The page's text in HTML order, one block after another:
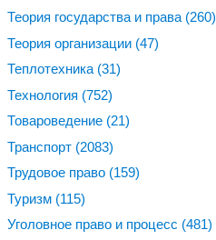
Теория государства и права (260)
Теория организации (47)
Теплотехника (31)
Технология (752)
Товароведение (21)
Транспорт (2083)
Трудовое право (159)
Туризм (115)
Уголовное право и процесс (481)